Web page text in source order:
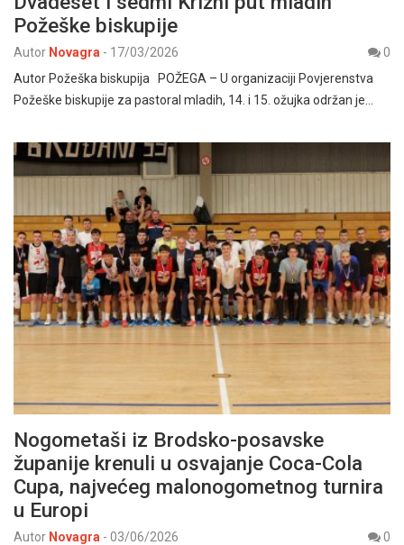
Požeške biskupije
Autor Novagra - 17/03/2026
0
Autor Požeška biskupija POŽEGA – U organizaciji Povjerenstva
Požeške biskupije za pastoral mladih, 14. i 15. ožujka održan je…
Nogometaši iz Brodsko-posavske
županije krenuli u osvajanje Coca-Cola
Cupa, najvećeg malonogometnog turnira
u Europi
Autor Novagra - 03/06/2026
0